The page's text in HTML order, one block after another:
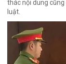
thác nội dung
luật.